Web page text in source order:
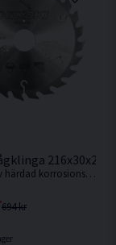
Sågklinga av härdad korrosionsbeständigt stål för sågning i hårt och mjukt trä.
694 kr